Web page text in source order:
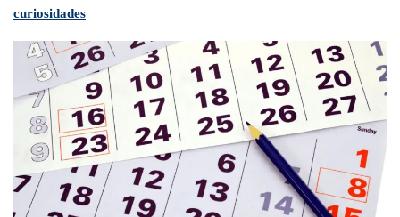
curiosidades